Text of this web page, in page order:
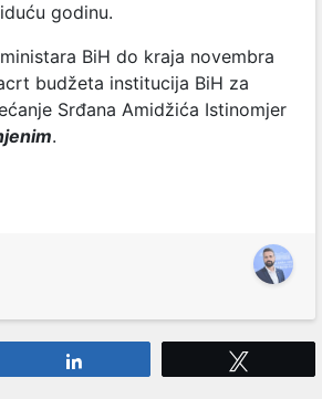
godinu.
BiH do kraja novembra
budžeta institucija BiH za
Srđana Amidžića Istinomjer
.